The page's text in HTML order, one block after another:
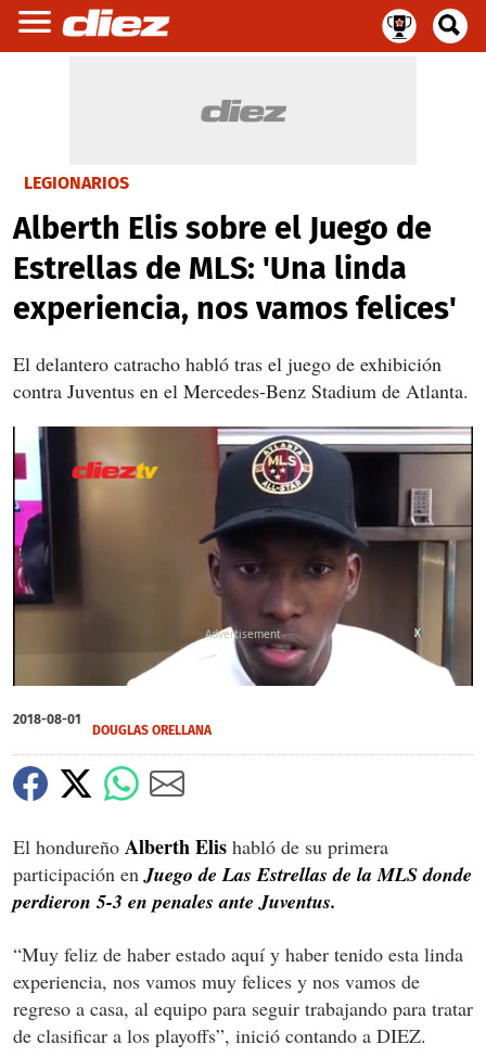
LEGIONARIOS
Alberth Elis sobre el Juego de
Estrellas de MLS: 'Una linda
experiencia, nos vamos felices'
El delantero catracho habló tras el juego de exhibición
contra Juventus en el Mercedes-Benz Stadium de Atlanta.
of
2
21
seconds
X
2018-08-01
DOUGLAS ORELLANA
El hondureño Alberth Elis habló de su primera
participación en Juego de Las Estrellas de la MLS donde
perdieron 5-3 en penales ante Juventus.
“Muy feliz de haber estado aquí y haber tenido esta linda
experiencia, nos vamos muy felices y nos vamos de
regreso a casa, al equipo para seguir trabajando para tratar
de clasificar a los playoffs”, inició contando a DIEZ.